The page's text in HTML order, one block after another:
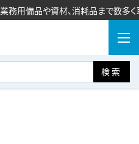
業務用備品や資材、消耗品まで数多く
検索